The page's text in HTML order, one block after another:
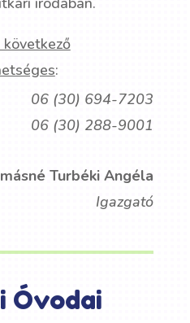
:
06 (30) 694-7203
06 (30) 288-9001
Turbéki Angéla
Igazgató
Óvodai